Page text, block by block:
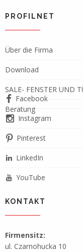
PROFILNET
Über die Firma
Download
SALE- FENSTER UND
Beratung
Facebook
Instagram
Pinterest
LinkedIn
YouTube
KONTAKT
Firmensitz:
ul. Czarnohucka 10